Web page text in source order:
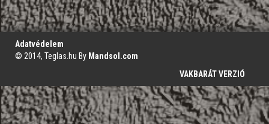
';
Adatvédelem
© 2014, Teglas.hu By Mandsol.com
VAKBARÁT VERZIÓ